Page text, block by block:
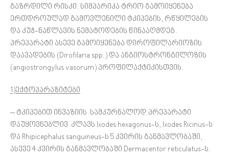
გაზრდილი რისკი. სიმპარიკა ტრიო გამოიყენება
ერთდროულად გამოვლენილი ტკიპების, რწყილების
და კუჭ-ნაწლავის ნემატოდების წინააღმდეგ.
პრეპარატი ასევე გამოიყენება დიროფილარიოზის
დაავადების (Dirofilaria spp.) და ანგიოსტრონგილოზის
(angiostrongylus vasorum) პროფილაქტიკისთვის.
1)ექტოპარაზიტები
– ტკიპებით ინვაზიის სამკურნალოდ:პრეპარატი
დაუყოვნებლივ კლავს Ixodes hexagonus-ს, Ixodes Ricinus-ს
და Rhipicephalus sanguineus-ს 5 კვირის განმავლობაში,
ასევე 4 კვირის განმავლობაში Dermacentor reticulatus-ს.